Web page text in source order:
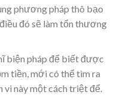
phương pháp thô bạo
đó sẽ làm tổn thương
biện pháp để biết được
tiền, mới có thể tìm ra
vi này một cách triệt để.